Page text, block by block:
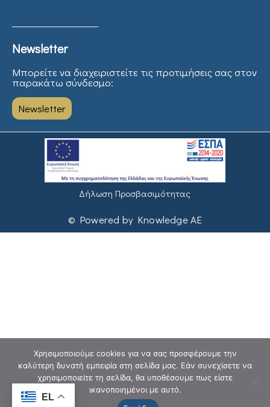
Newsletter
Μπορείτε να διαχειριστείτε τις προτιμήσεις σας στον
παρακάτω σύνδεσμο:
Newsletter
Δήλωση Προσβασιμότητας
© Powered by Knowledge AE
EL
Χρησιμοποιούμε cookies για να σας προσφέρουμε την
καλύτερη δυνατή εμπειρία στη σελίδα μας. Εάν συνεχίσετε να
χρησιμοποιείτε τη σελίδα, θα υποθέσουμε πως είστε
ικανοποιημένοι με αυτό.